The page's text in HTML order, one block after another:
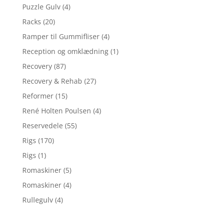
Puzzle Gulv (4)
Racks (20)
Ramper til Gummifliser (4)
Reception og omklædning (1)
Recovery (87)
Recovery & Rehab (27)
Reformer (15)
René Holten Poulsen (4)
Reservedele (55)
Rigs (170)
Rigs (1)
Romaskiner (5)
Romaskiner (4)
Rullegulv (4)